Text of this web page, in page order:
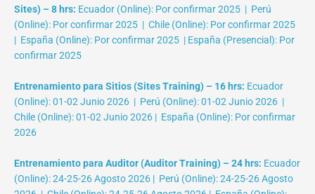
Sites) – 8 hrs: Ecuador (Online): Por confirmar 2025 | Perú
(Online): Por confirmar 2025 | Chile (Online): Por confirmar 2025
| España (Online): Por confirmar 2025 | España (Presencial): Por
confirmar 2025
Entrenamiento para Sitios (Sites Training) – 16 hrs: Ecuador
(Online): 01-02 Junio 2026 | Perú (Online): 01-02 Junio 2026 |
Chile (Online): 01-02 Junio 2026 | España (Online): Por confirmar
2026
Entrenamiento para Auditor (Auditor Training) – 24 hrs: Ecuador
(Online): 24-25-26 Agosto 2026 | Perú (Online): 24-25-26 Agosto